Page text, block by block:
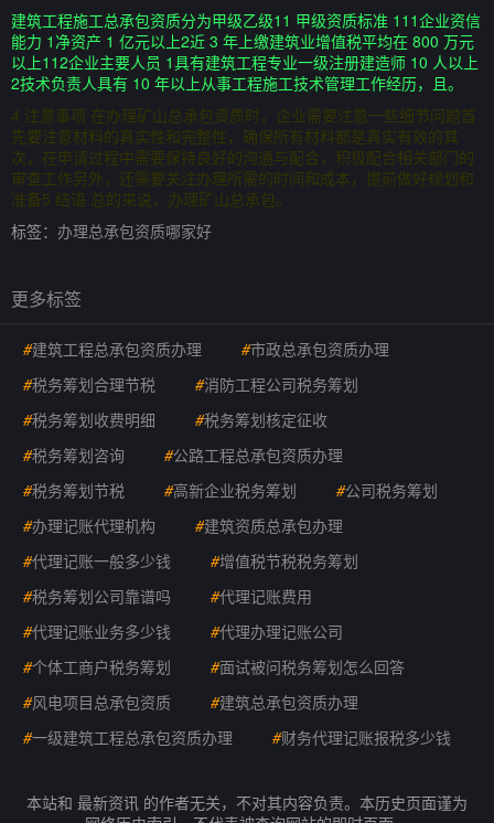
建筑工程施工总承包资质分为甲级乙级11 甲级资质标准 111企业资信
能力 1净资产 1 亿元以上2近 3 年上缴建筑业增值税平均在 800 万元
以上112企业主要人员 1具有建筑工程专业一级注册建造师 10 人以上
2技术负责人具有 10 年以上从事工程施工技术管理工作经历，且。
4 注意事项 在办理矿山总承包资质时，企业需要注意一些细节问题首
先要注意材料的真实性和完整性，确保所有材料都是真实有效的其
次，在申请过程中需要保持良好的沟通与配合，积极配合相关部门的
审查工作另外，还需要关注办理所需的时间和成本，提前做好规划和
准备5 结语 总的来说，办理矿山总承包。
标签： 办理总承包资质哪家好
更多标签
#建筑工程总承包资质办理 #市政总承包资质办理
#税务筹划合理节税 #消防工程公司税务筹划
#税务筹划收费明细 #税务筹划核定征收
#税务筹划咨询 #公路工程总承包资质办理
#税务筹划节税 #高新企业税务筹划 #公司税务筹划
#办理记账代理机构 #建筑资质总承包办理
#代理记账一般多少钱 #增值税节税税务筹划
#税务筹划公司靠谱吗 #代理记账费用
#代理记账业务多少钱 #代理办理记账公司
#个体工商户税务筹划 #面试被问税务筹划怎么回答
#风电项目总承包资质 #建筑总承包资质办理
#一级建筑工程总承包资质办理 #财务代理记账报税多少钱
本站和 最新资讯 的作者无关，不对其内容负责。本历史页面谨为